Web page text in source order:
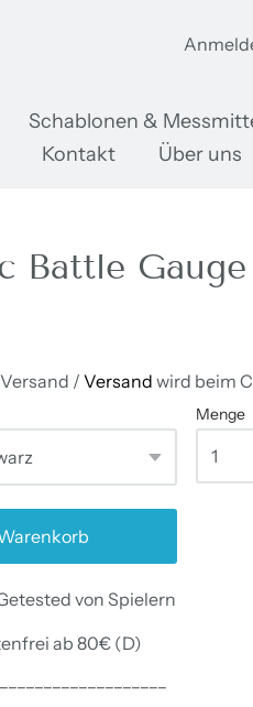
Schablonen &
Kontakt Über uns
Battle Gauge
/ Versand wird beim
Menge
von Spielern
ab 80€ (D)